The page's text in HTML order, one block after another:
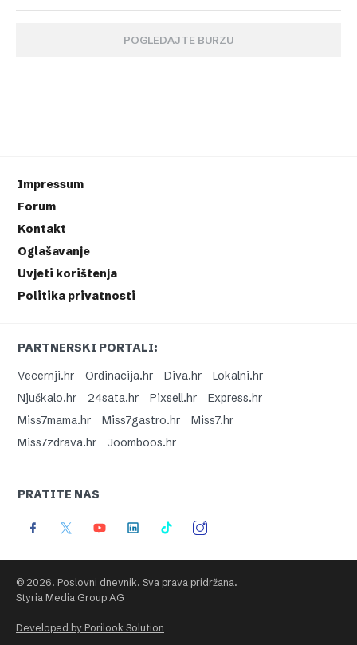
POGLEDAJTE BURZU
Impressum
Forum
Kontakt
Oglašavanje
Uvjeti korištenja
Politika privatnosti
PARTNERSKI PORTALI:
Vecernji.hr
Ordinacija.hr Diva.hr
Lokalni.hr
Njuškalo.hr
24sata.hr Pixsell.hr
Express.hr
Miss7mama.hr
Miss7gastro.hr
Miss7.hr
Miss7zdrava.hr
Joomboos.hr
PRATITE NAS
© 2026. Poslovni dnevnik. Sva prava pridržana.
Styria Media Group AG
Developed by Porilook Solution